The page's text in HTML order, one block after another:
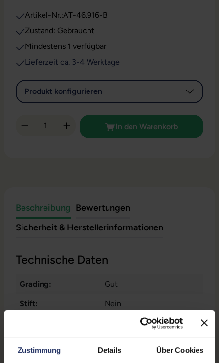
Zustimmung Details Über Cookies
Artikel-Nr.:AT-46.916-B
Zustand: Gebraucht
Mindestens 1 verfügbar
Lieferzeit ca. 3-4 Werktage
Produkt konfigurieren
Produkt Anzahl: Gib den gewünschten
In den Warenkorb
Beschreibung Bewertungen
Sicherheit & Herstellerinformationen
Technische Daten
Grading: Gut
Stift: Nein
Intel Core i5 1140G7 @ 1,1
GHz
Datenspeicher: 500 GB SSD